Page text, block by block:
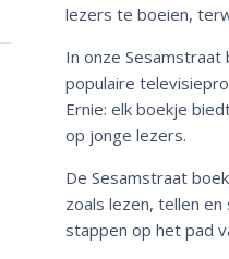
lezers te boeien,
In onze
populaire
Ernie: elk boekje
op jonge lezers.
De Sesamstraat
zoals lezen, tellen
stappen op het pad